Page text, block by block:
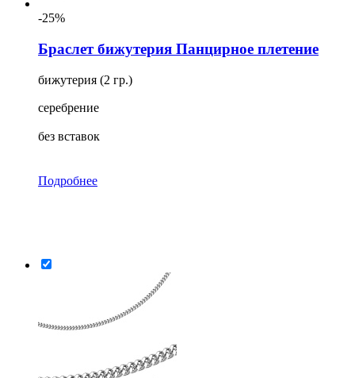
-25%
Браслет бижутерия Панцирное плетение
бижутерия (2 гр.)
серебрение
без вставок
Подробнее